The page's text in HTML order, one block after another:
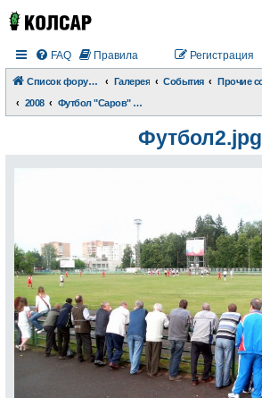
FAQ Правила Регистрация
Список форумов Галерея События
2008
Футбол "Саров" vs "Труд"
Футбол2.jpg